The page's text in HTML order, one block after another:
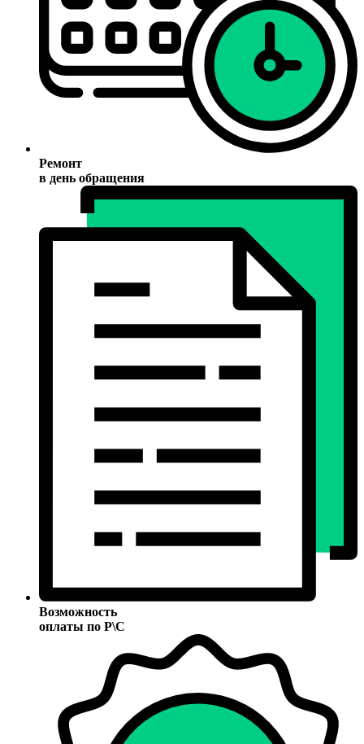
Ремонт
в день обращения
Возможность
оплаты по Р\С